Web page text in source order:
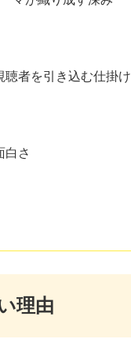
聴者を引き込む仕掛け
白さ
理由